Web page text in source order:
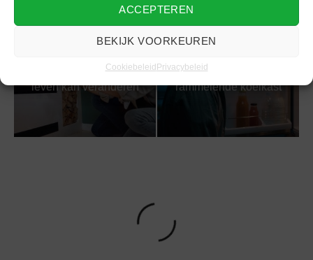
ACCEPTEREN
BEKIJK VOORKEUREN
CookiebeleidPrivacybeleid
kachel je huis én je
leven kan veranderen
te nemen van die
rammelende koelkast